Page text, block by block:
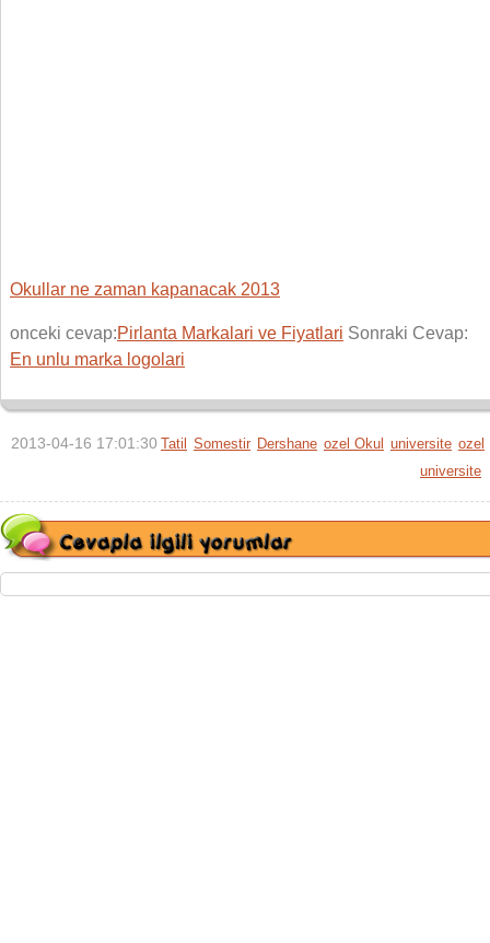
Okullar ne zaman kapanacak 2013
onceki cevap:Pirlanta Markalari ve Fiyatlari Sonraki Cevap:
En unlu marka logolari
2013-04-16 17:01:30 Tatil Somestir Dershane ozel Okul universite ozel
universite